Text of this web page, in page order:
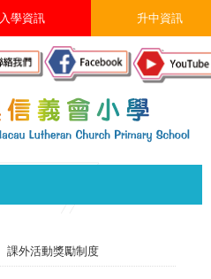
升中資訊
入學資訊
課外活動獎勵制度